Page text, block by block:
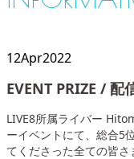
12Apr2022
EVENT PRIZE / 配
LIVE8所属ライバー
ーイベントにて、総合5
てくださった全ての皆